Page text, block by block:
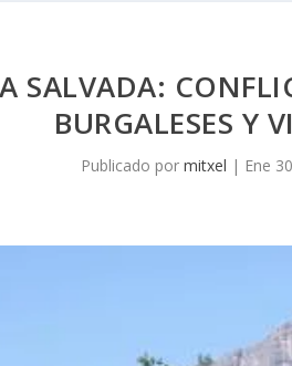
SALVADA:
BURGALESES Y
Publicado por mitxel | Ene